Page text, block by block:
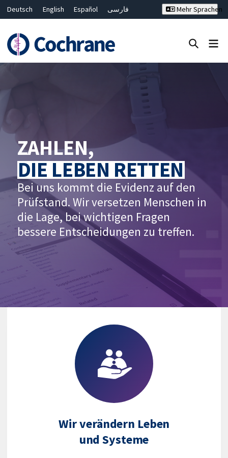
Deutsch English Español
فارسی
Bahasa Malaysia
ไทย
繁體中文
简体中文
Mehr Sprachen
ZAHLEN,
DIE LEBEN RETTEN
Bei uns kommt die Evidenz auf den
Prüfstand. Wir versetzen Menschen in
die Lage, bei wichtigen Fragen
bessere Entscheidungen zu treffen.
Wir verändern Leben
und Systeme